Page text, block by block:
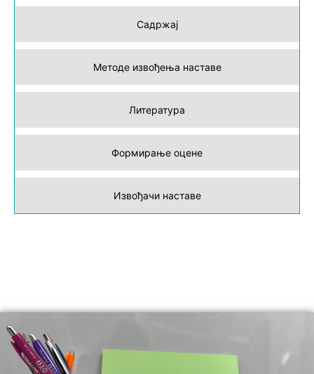
Садржај
Методе извођења наставе
Литература
Формирање оцене
Извођачи наставе